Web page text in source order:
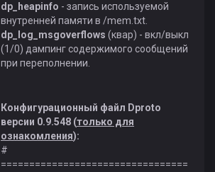
dp_heapinfo - запись используемой
внутренней памяти в /mem.txt.
dp_log_msgoverflows (квар) - вкл/выкл
(1/0) дампинг содержимого сообщений
при переполнении.
Конфигурационный файл Dproto
версии 0.9.548 (только для
ознакомления):
#
=================================